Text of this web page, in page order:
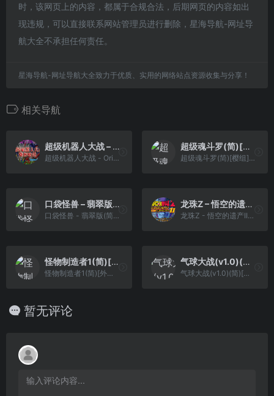
时，该网页上的内容，都属于合规合法，后期网页的内容如出
现违规，可以直接联系网站管理员进行删除，星海导航-网址导
航大全不承担任何责任。
星海导航-网址导航大全致力于优质、实用的网络站点资源收集与分享！
相关导航
超级机器人大战 – Original Generation[星组](For Burning) [简&繁](JP)(72.59Mb)
超级机器人大战 - Original Generation[星组](For Burning) [简&繁](JP)(72.59Mb)
超级魂斗罗(简)[樱组](JP)[ACT](2Mb)
超级魂斗罗(简)[樱组](JP)[ACT](2Mb)
口袋怪兽 – 翡翠版(简)[晶科泰](CN)[RPG](8Mb)
口袋怪兽 - 翡翠版(简)[晶科泰](CN)[RPG](8Mb)
龙珠Z – 悟空的遗产II国际版[Superjill&Crystal](繁)(JP)(64Mb)
龙珠Z - 悟空的遗产II国际版[Superjill&Crystal](繁)(JP)(64Mb)
怪物制造者1(简)[外星科技](JP)[RPG](4Mb)
怪物制造者1(简)[外星科技](JP)[RPG](4Mb)
气球大战(v1.0)(简)[MS](JP)[ACT](0.18Mb)
气球大战(v1.0)(简)[MS](JP)[ACT](0.18Mb)
暂无评论